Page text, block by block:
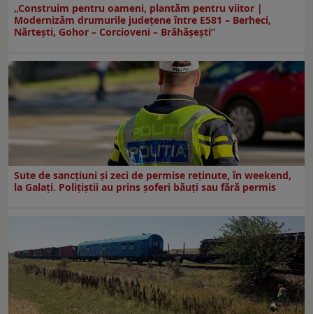
„Construim pentru oameni, plantăm pentru viitor |
Modernizăm drumurile județene între E581 – Berheci,
Nărtești, Gohor – Corcioveni – Brăhășești”
Sute de sancțiuni și zeci de permise reținute, în weekend,
la Galați. Polițiștii au prins șoferi băuți sau fără permis